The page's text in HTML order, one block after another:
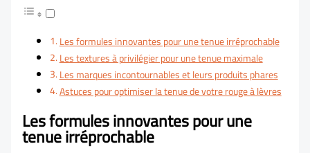
Les formules innovantes pour une tenue irréprochable
Les textures à privilégier pour une tenue maximale
Les marques incontournables et leurs produits phares
Astuces pour optimiser la tenue de votre rouge à lèvres
Les formules innovantes pour une
tenue irréprochable